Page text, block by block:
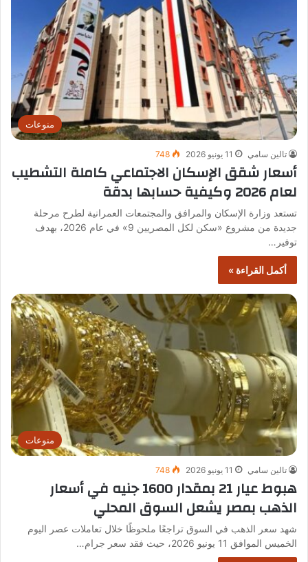
منوعات
تالين سامي 11 يونيو 2026 748
أسعار شقق الإسكان الاجتماعي كاملة التشطيب
لعام 2026 وكيفية حسابها بدقة
تستعد وزارة الإسكان والمرافق والمجتمعات العمرانية لطرح مرحلة
جديدة من مشروع «سكن لكل المصريين 9» في عام 2026، بهدف
توفير…
أكمل القراءة »
منوعات
تالين سامي 11 يونيو 2026 748
هبوط عيار 21 بمقدار 1600 جنيه في أسعار
الذهب بمصر يشعل السوق المحلي
شهد سعر الذهب في السوق تراجعًا ملحوظًا خلال تعاملات عصر اليوم
الخميس الموافق 11 يونيو 2026، حيث فقد سعر جرام…